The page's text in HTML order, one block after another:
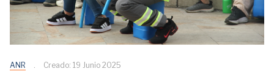
ANR Creado: 19 Junio 2025